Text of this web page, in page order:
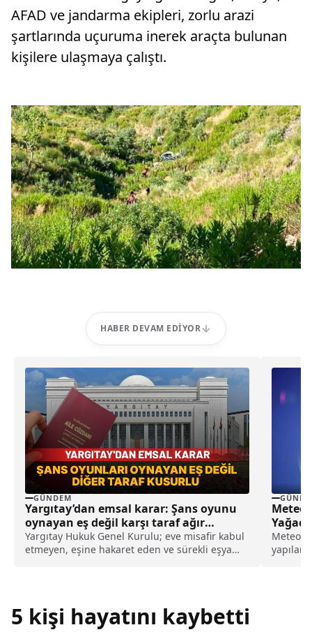
AFAD ve jandarma ekipleri, zorlu arazi
şartlarında uçuruma inerek araçta bulunan
kişilere ulaşmaya çalıştı.
HABER DEVAM EDIYOR
GÜNDEM
Yargıtay’dan emsal karar: Şans oyunu
oynayan eş değil karşı taraf ağır
kusurlu sayıldı
Yargıtay Hukuk Genel Kurulu; eve misafir kabul
etmeyen, eşine hakaret eden ve sürekli eşya
yapılan
5 kişi hayatını kaybetti